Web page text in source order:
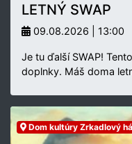
LETNÝ SWAP
09.08.2026 | 13:00
Je tu ďalší SWAP!
doplnky. Máš doma
Dom kultúry Zrkadlový